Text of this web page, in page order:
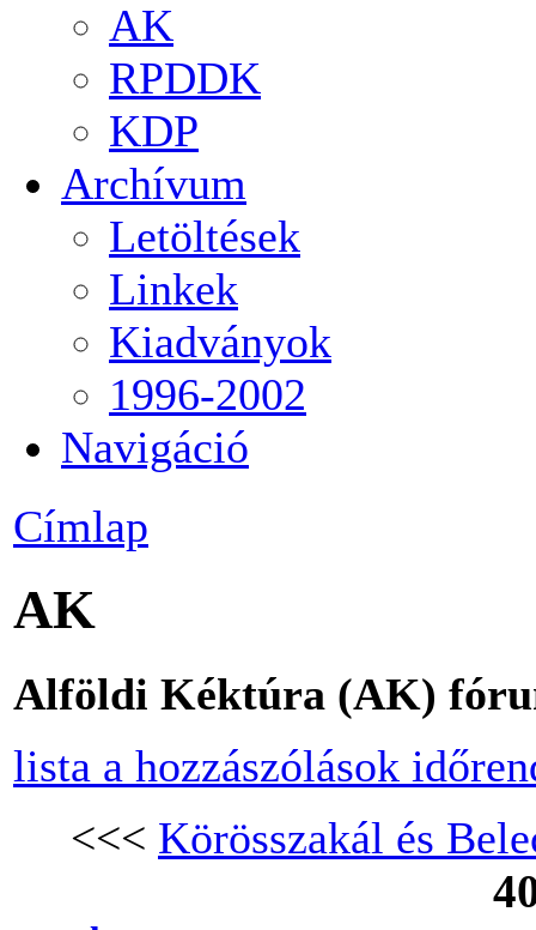
AK
RPDDK
KDP
Archívum
Letöltések
Linkek
Kiadványok
1996-2002
Navigáció
Címlap
AK
Alföldi Kéktúra (AK)
lista a hozzászólások
<<< Körösszakál és